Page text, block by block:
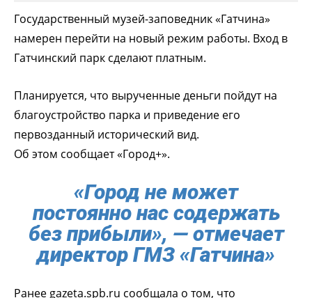
Государственный музей-заповедник «Гатчина»
намерен перейти на новый режим работы. Вход в
Гатчинский парк сделают платным.
Планируется, что вырученные деньги пойдут на
благоустройство парка и приведение его
первозданный исторический вид.
Об этом сообщает «Город+».
«Город не может
постоянно нас содержать
без прибыли», — отмечает
директор ГМЗ «Гатчина»
Ранее gazeta.spb.ru сообщала о том, что